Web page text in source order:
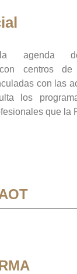
agenda
con centros
con las
los
que la